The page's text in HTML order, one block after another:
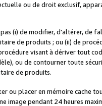
ou de droit exclusif,
(i) de modifier, d'altérer, de
de produits ; ou (ii) de
visant à dériver tout
ou de contourner toute
de produits.
ou placer en mémoire cache
image pendant 24 heures